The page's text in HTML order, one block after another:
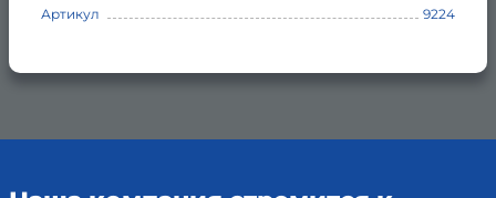
Артикул
9224